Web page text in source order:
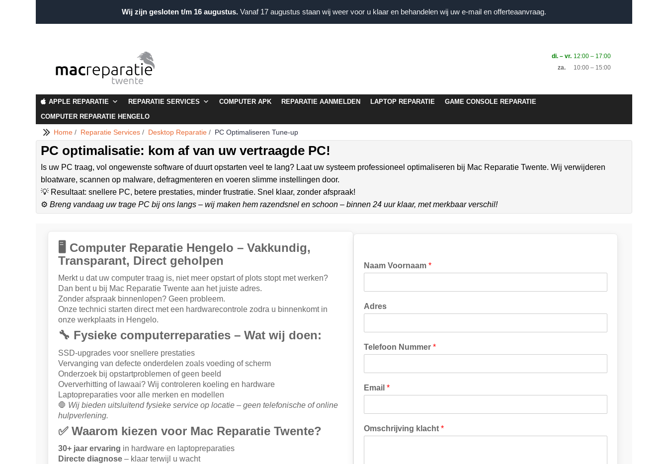
Wij zijn gesloten t/m 16 augustus. Vanaf 17 augustus staan wij weer voor u klaar en behandelen wij uw e-mail en offerteaanvraag.
di. – vr. 12:00 – 17:00
za.
10:00 – 15:00
APPLE REPARATIE REPARATIE SERVICES COMPUTER APK REPARATIE AANMELDEN LAPTOP REPARATIE
GAME CONSOLE REPARATIE
COMPUTER REPARATIE HENGELO
Home / Reparatie Services / Desktop Reparatie / PC Optimaliseren Tune-up
PC optimalisatie: kom af van uw vertraagde PC!
Is uw PC traag, vol ongewenste software of duurt opstarten veel te lang? Laat uw systeem professioneel optimaliseren bij Mac Reparatie Twente. Wij verwijderen
bloatware, scannen op malware, defragmenteren en voeren slimme instellingen door.
💡 Resultaat: snellere PC, betere prestaties, minder frustratie. Snel klaar, zonder afspraak!
⚙️ Breng vandaag uw trage PC bij ons langs – wij maken hem razendsnel en schoon – binnen 24 uur klaar, met merkbaar verschil!
🖥️ Computer Reparatie Hengelo – Vakkundig,
Transparant, Direct geholpen
Merkt u dat uw computer traag is, niet meer opstart of plots stopt met werken?
Dan bent u bij Mac Reparatie Twente aan het juiste adres.
Zonder afspraak binnenlopen? Geen probleem.
Onze technici starten direct met een hardwarecontrole zodra u binnenkomt in
onze werkplaats in Hengelo.
🔧 Fysieke computerreparaties – Wat wij doen:
SSD-upgrades voor snellere prestaties
Vervanging van defecte onderdelen zoals voeding of scherm
Onderzoek bij opstartproblemen of geen beeld
Oververhitting of lawaai? Wij controleren koeling en hardware
Laptopreparaties voor alle merken en modellen
🛑 Wij bieden uitsluitend fysieke service op locatie – geen telefonische of online
hulpverlening.
✅ Waarom kiezen voor Mac Reparatie Twente?
30+ jaar ervaring in hardware en laptopreparaties
Directe diagnose – klaar terwijl u wacht
Naam Voornaam *
O
m
c
r
j
i
u
Adres
Telefoon Nummer *
Email *
Omschrijving klacht *